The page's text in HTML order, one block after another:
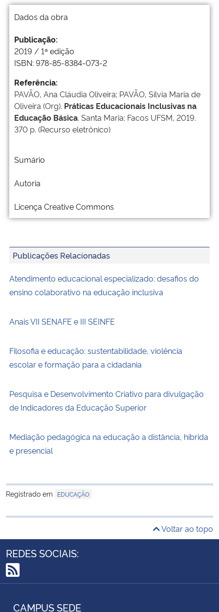
Dados da obra
Publicação:
2019 / 1ª edição
ISBN: 978-85-8384-073-2
Referência:
PAVÃO, Ana Cláudia Oliveira; PAVÃO, Sílvia Maria de
Oliveira (Org). Práticas Educacionais Inclusivas na
Educação Básica. Santa Maria: Facos UFSM, 2019.
370 p. (Recurso eletrônico)
Sumário
Autoria
Licença Creative Commons
Publicações Relacionadas
Atendimento educacional especializado: desafios do
ensino colaborativo na educação inclusiva
Anais VII SENAFE e III SEINFE
Filosofia e educação: sustentabilidade, violência
escolar e formação para a cidadania
Pesquisa e Desenvolvimento Criativo para divulgação
de Indicadores da Educação Superior
Mediação pedagógica na educação a distância, híbrida
e presencial
Registrado em EDUCAÇÃO
Voltar ao topo
REDES SOCIAIS:
RSS
CAMPUS SEDE